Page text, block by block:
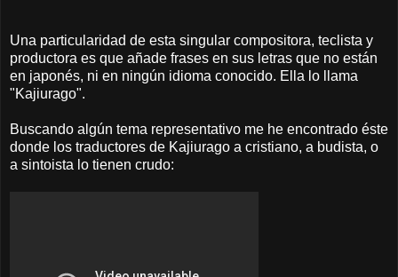
Una particularidad de esta singular compositora, teclista y
productora es que añade frases en sus letras que no están
en japonés, ni en ningún idioma conocido. Ella lo llama
"Kajiurago".
Buscando algún tema representativo me he encontrado éste
donde los traductores de Kajiurago a cristiano, a budista, o
a sintoista lo tienen crudo: